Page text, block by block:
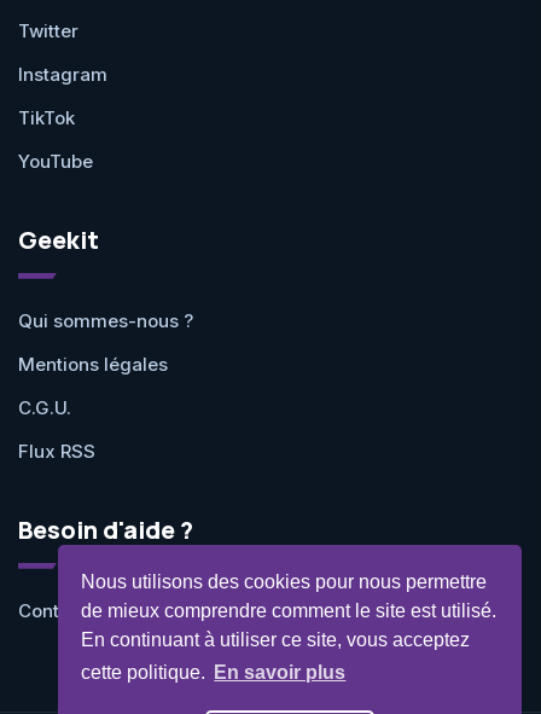
Nous utilisons des cookies pour nous permettre
de mieux comprendre comment le site est utilisé.
En continuant à utiliser ce site, vous acceptez
cette politique.
En savoir plus
Twitter
Instagram
TikTok
YouTube
Geekit
Qui sommes-nous ?
Mentions légales
C.G.U.
Flux RSS
Besoin d'aide ?
Contactez-nous